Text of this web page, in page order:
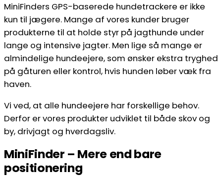
MiniFinders GPS-baserede hundetrackere er ikke
kun til jægere. Mange af vores kunder bruger
produkterne til at holde styr på jagthunde under
lange og intensive jagter. Men lige så mange er
almindelige hundeejere, som ønsker ekstra tryghed
på gåturen eller kontrol, hvis hunden løber væk fra
haven.
Vi ved, at alle hundeejere har forskellige behov.
Derfor er vores produkter udviklet til både skov og
by, drivjagt og hverdagsliv.
MiniFinder – Mere end bare
positionering